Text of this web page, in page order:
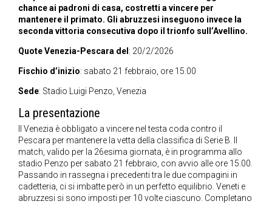
chance ai padroni di casa, costretti a vincere per
mantenere il primato. Gli abruzzesi inseguono invece la
seconda vittoria consecutiva dopo il trionfo sull’Avellino.
Quote Venezia-Pescara del : 20/2/2026
Fischio d’inizio: sabato 21 febbraio, ore 15.00
Sede: Stadio Luigi Penzo, Venezia
La presentazione
Il Venezia è obbligato a vincere nel testa coda contro il
Pescara per mantenere la vetta della classifica di Serie B. Il
match, valido per la 26esima giornata, è in programma allo
stadio Penzo per sabato 21 febbraio, con avvio alle ore 15.00.
Passando in rassegna i precedenti tra le due compagini in
cadetteria, ci si imbatte però in un perfetto equilibrio. Veneti e
abruzzesi si sono imposti per 10 volte ciascuno. Completano